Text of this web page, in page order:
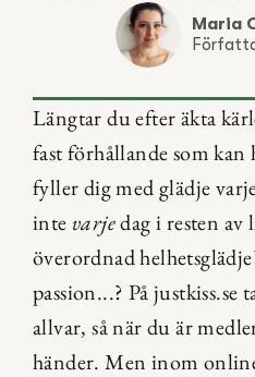
Maria
Längtar du efter äkta
fast förhållande som
fyller dig med glädje
inte varje dag i resten
överordnad
passion...? På justkiss.se
allvar, så när du är
händer. Men inom